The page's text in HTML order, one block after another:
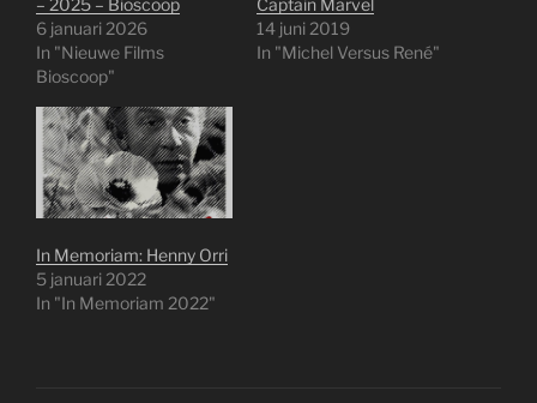
6 januari 2026
In "Nieuwe Films
Bioscoop"
14 juni 2019
In "Michel Versus René"
In Memoriam: Henny Orri
5 januari 2022
In "In Memoriam 2022"